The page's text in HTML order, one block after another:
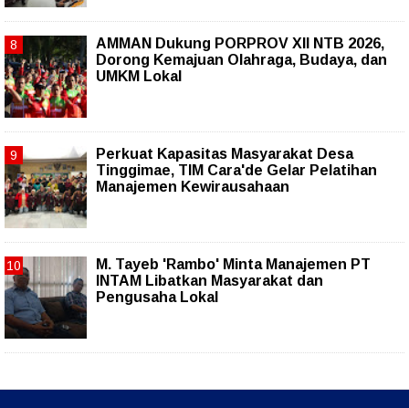
AMMAN Dukung PORPROV XII NTB 2026,
Dorong Kemajuan Olahraga, Budaya, dan
UMKM Lokal
Perkuat Kapasitas Masyarakat Desa
Tinggimae, TIM Cara'de Gelar Pelatihan
Manajemen Kewirausahaan
M. Tayeb 'Rambo' Minta Manajemen PT
INTAM Libatkan Masyarakat dan
Pengusaha Lokal